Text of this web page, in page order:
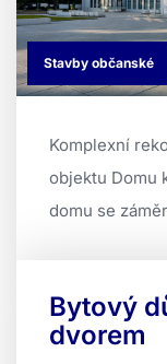
Stavby občanské
Komplexní
objektu Domu
domu se
Bytový
dvorem